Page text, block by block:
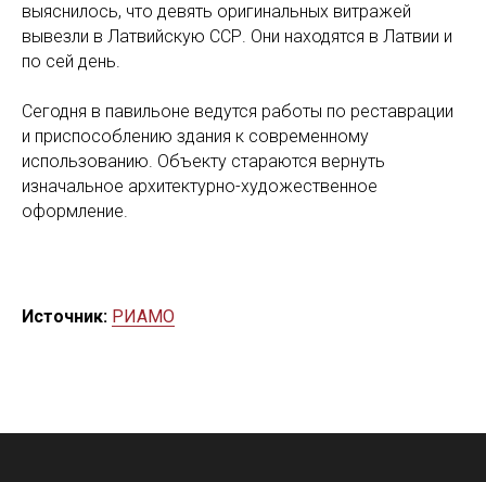
выяснилось, что девять оригинальных витражей
вывезли в Латвийскую ССР. Они находятся в Латвии и
по сей день.
Сегодня в павильоне ведутся работы по реставрации
и приспособлению здания к современному
использованию. Объекту стараются вернуть
изначальное архитектурно-художественное
оформление.
Источник: РИАМО